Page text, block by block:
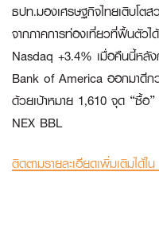
ธปท.มองเศรษฐกิจไทยเติบโต
จากภาคการท่องเที่ยวที่ฟื้นตัว
Nasdaq +3.4% เมื่อคืนนี้หลัง
Bank of America ออกมาดีก
ด้วยเป้าหมาย 1,610 จุด “ซื้
NEX BBL
ติดตามรายละเอียดเพิ่มเติมได้